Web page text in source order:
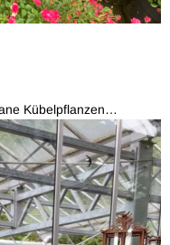
Kübelpflanzen…